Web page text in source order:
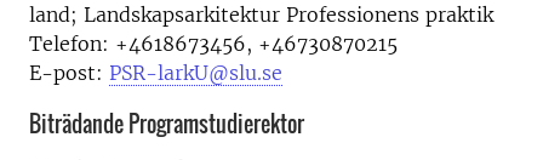
land; Landskapsarkitektur Professionens praktik
Telefon: +4618673456, +46730870215
E-post: PSR-larkU@slu.se
Biträdande Programstudierektor